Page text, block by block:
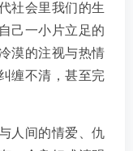
社会里我们的生
己一小片立足的
漠的注视与热情
缠不清，甚至完
人间的情爱、仇